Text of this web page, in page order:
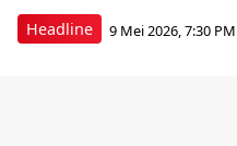
Headline 9 Mei 2026, 7:30 PM